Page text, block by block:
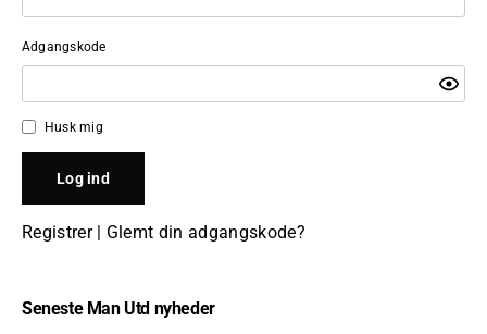
Adgangskode
Husk mig
Registrer| Glemt din adgangskode?
Seneste Man Utd nyheder